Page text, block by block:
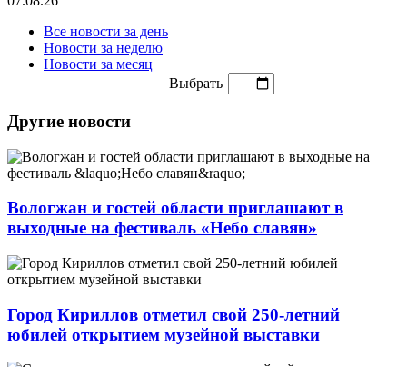
Все новости за день
Новости за неделю
Новости за месяц
Выбрать
Другие новости
Вологжан и гостей области приглашают в
выходные на фестиваль «Небо славян»
Город Кириллов отметил свой 250-летний
юбилей открытием музейной выставки